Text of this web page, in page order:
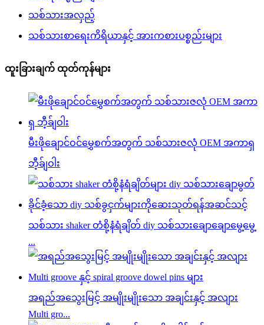
သစ်သားအလှည့်
သစ်သားစာရေးကိရိယာနှင့် အားကစားပစ္စည်းများ
ထူးခြားချက် ထုတ်ကုန်များ
မီးဖိုချောင်ဝင်မွှေစက်အတွက် သစ်သားဇလုံ OEM အကာရှ
ဘီ့ခ်ျဝါး
သစ်သား shaker တံစို့နံရံချိတ် diy သစ်သားချောချောမွေ့မွေ့
...
အရည်အသွေးမြင့် အမျိုးမျိုးသော အချင်းနှင့် အလျား
Multi gro...